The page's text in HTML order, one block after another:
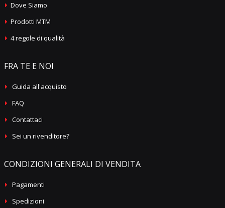
Dove Siamo
Prodotti MTM
4 regole di qualità
FRA TE E NOI
Guida all'acquisto
FAQ
Contattaci
Sei un rivenditore?
CONDIZIONI GENERALI DI VENDITA
Pagamenti
Spedizioni